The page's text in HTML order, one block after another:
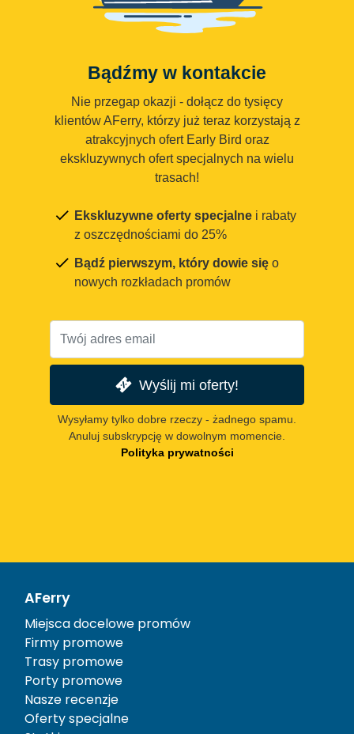
Bądźmy w kontakcie
Nie przegap okazji - dołącz do tysięcy
klientów AFerry, którzy już teraz korzystają z
atrakcyjnych ofert Early Bird oraz
ekskluzywnych ofert specjalnych na wielu
trasach!
Ekskluzywne oferty specjalne i rabaty
z oszczędnościami do 25%
Bądź pierwszym, który dowie się o
nowych rozkładach promów
Wyślij mi oferty!
Wysyłamy tylko dobre rzeczy - żadnego spamu.
Anuluj subskrypcję w dowolnym momencie.
Polityka prywatności
AFerry
Miejsca docelowe promów
Firmy promowe
Trasy promowe
Porty promowe
Nasze recenzje
Oferty specjalne